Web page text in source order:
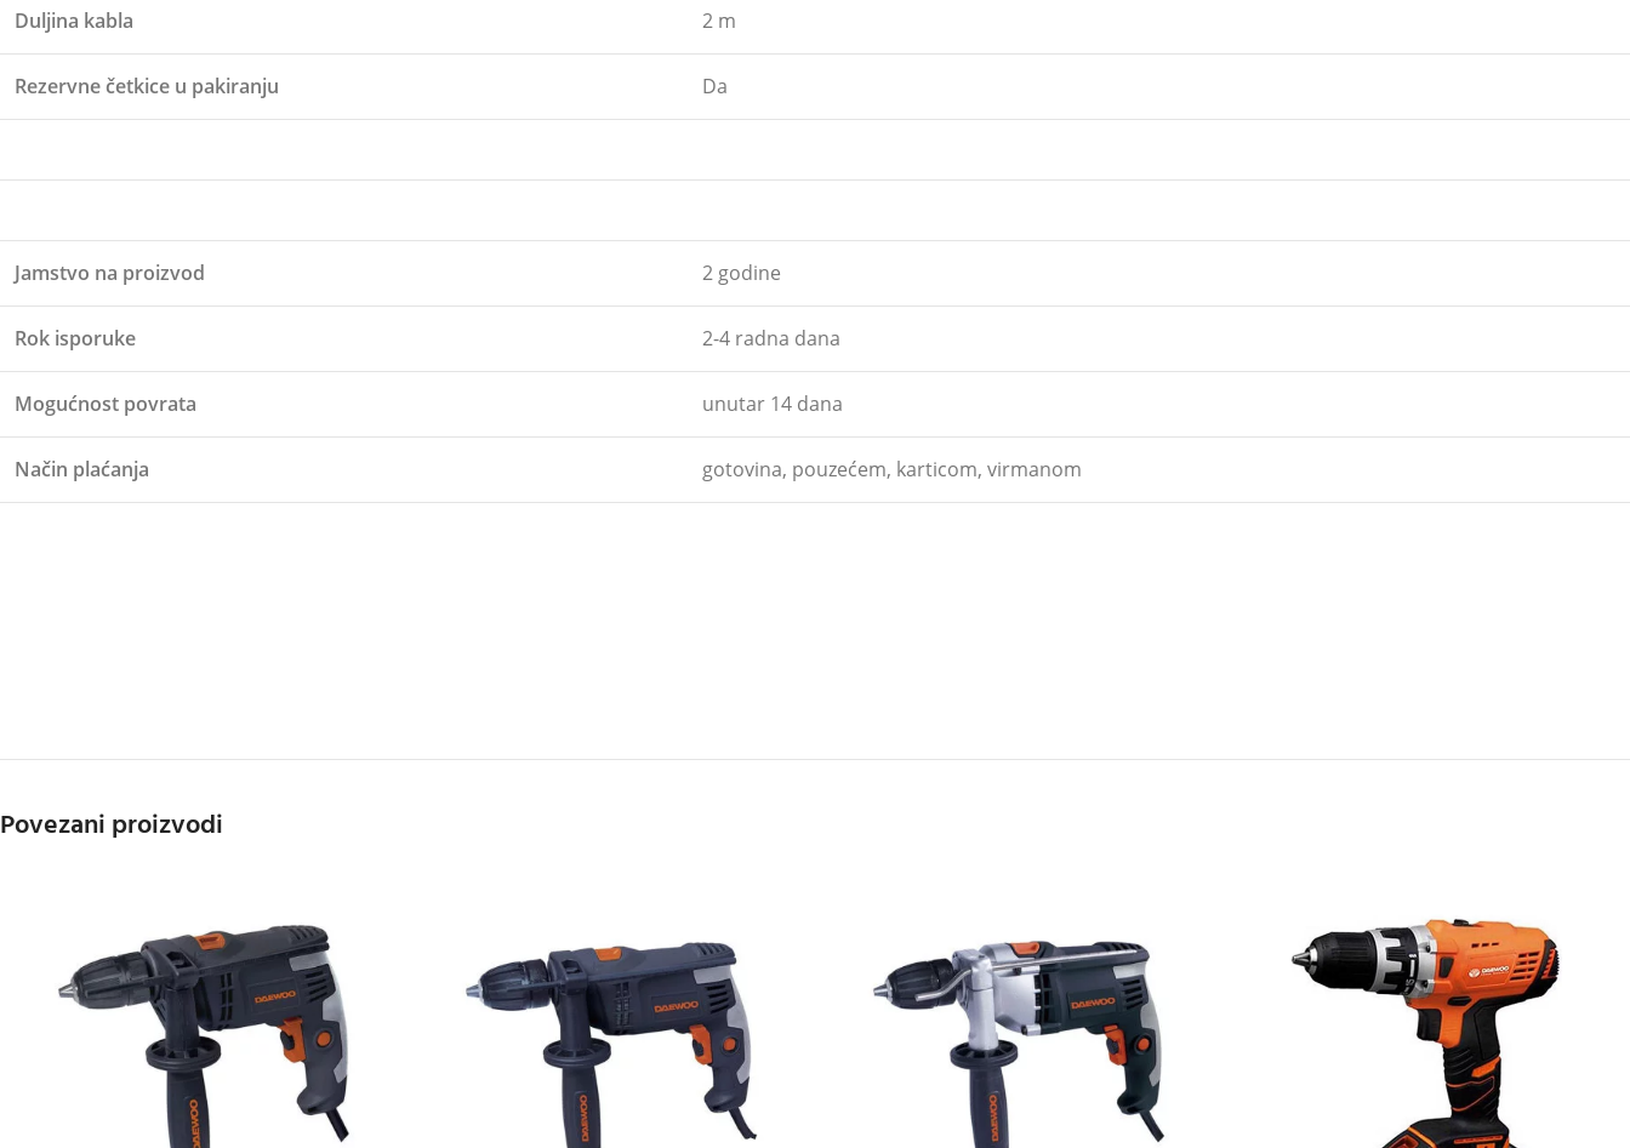
Duljina kabla 2 m
Rezervne četkice u pakiranju Da
Jamstvo na proizvod 2 godine
Rok isporuke 2-4 radna dana
Mogućnost povrata unutar 14 dana
Način plaćanja gotovina, pouzećem, karticom, virmanom
Povezani proizvodi